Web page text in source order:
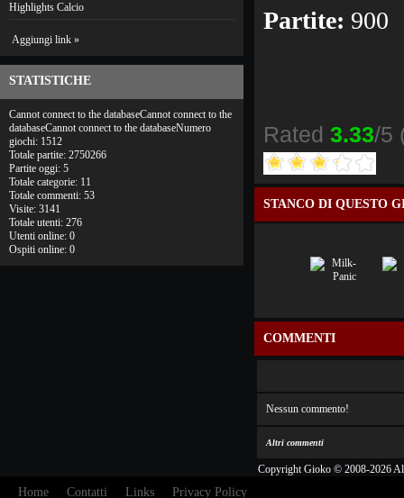
Highlights Calcio
Aggiungi link »
STATISTICHE
Cannot connect to the databaseCannot connect to the
databaseCannot connect to the databaseNumero
giochi: 1512
Totale partite: 2750266
Partite oggi: 5
Totale categorie: 11
Totale commenti: 53
Visite: 3141
Totale utenti: 276
Utenti online: 0
Ospiti online: 0
Partite: 900
Rated 3.33/5
STANCO DI QUESTO
COMMENTI
Nessun commento!
Altri commenti
Copyright Gioko © 2008-2026
Home Contatti Links Privacy Policy